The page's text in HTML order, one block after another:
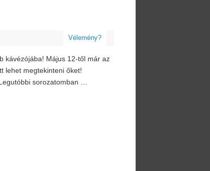
Vélemény?
kávézójába! Május 12-től már az
lehet megtekinteni őket!
sorozatomban …